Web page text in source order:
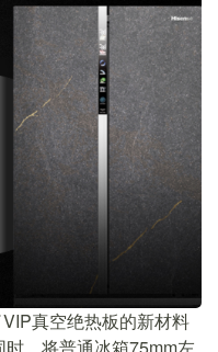
真空绝热板的新材料